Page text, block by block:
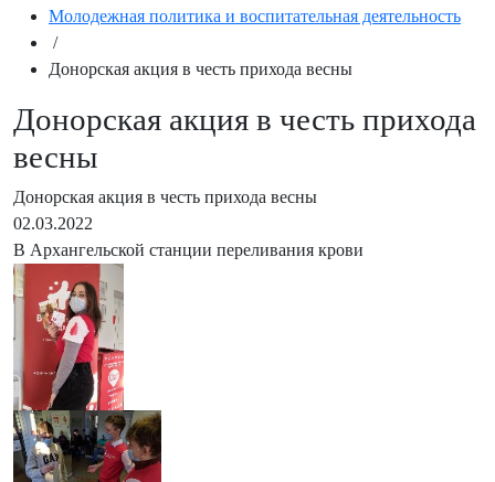
Молодежная политика и воспитательная деятельность
/
Донорская акция в честь прихода весны
Донорская акция в честь прихода
весны
Донорская акция в честь прихода весны
02.03.2022
В Архангельской станции переливания крови